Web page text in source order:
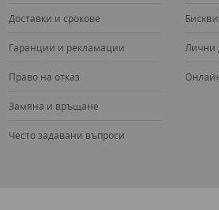
Доставки и срокове
Гаранции и рекламации
Право на отказ
Замяна и връщане
Често задавани въпроси
Лични